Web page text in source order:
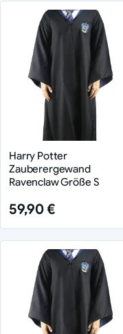
Harry Potter
Zauberergewand
Ravenclaw Größe S
59,90 €